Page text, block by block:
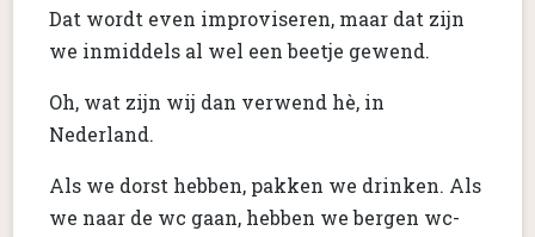
Dat wordt even improviseren, maar dat zijn
we inmiddels al wel een beetje gewend.
Oh, wat zijn wij dan verwend hè, in
Nederland.
Als we dorst hebben, pakken we drinken. Als
we naar de wc gaan, hebben we bergen wc-